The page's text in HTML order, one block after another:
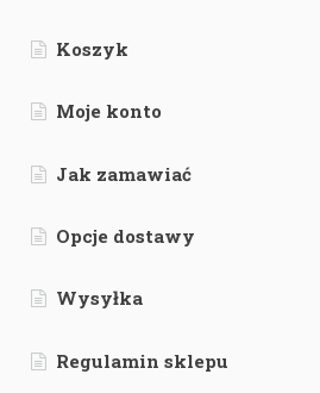
Koszyk
Moje konto
Jak zamawiać
Opcje dostawy
Wysyłka
Regulamin sklepu